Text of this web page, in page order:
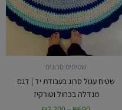
שטיחים סרוגים
שטיח עגול סרוג בעבודת יד | דגם
מנדלה בכחול וטורקיז
ניתן
לבחור
את
בעמוד